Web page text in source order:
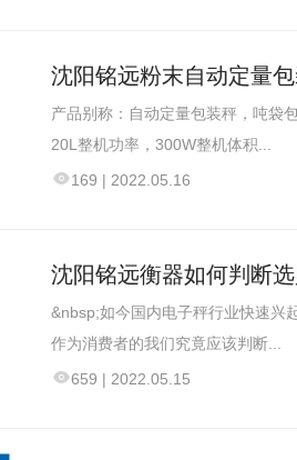
沈阳铭远粉末自动定量
产品别称：自动定量包装秤，吨袋
20L整机功率，300W整机体积...
169 | 2022.05.16
沈阳铭远衡器如何判断
&nbsp;如今国内电子秤行业快速兴
作为消费者的我们究竟应该判断...
659 | 2022.05.15